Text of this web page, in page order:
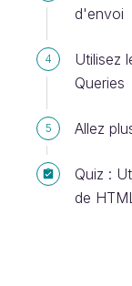
d'envoi
4
Utilisez
Queries
5 Allez
Quiz :
de